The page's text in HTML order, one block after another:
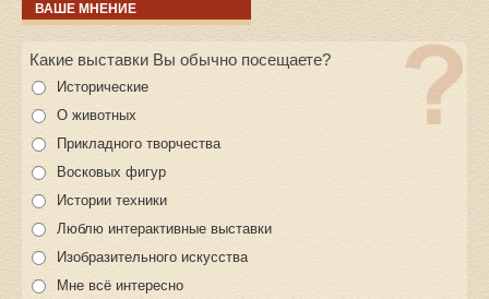
ВАШЕ МНЕНИЕ
Какие выставки Вы обычно посещаете?
Исторические
О животных
Прикладного творчества
Восковых фигур
Истории техники
Люблю интерактивные выставки
Изобразительного искусства
Мне всё интересно